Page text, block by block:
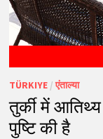
TÜRKIYE/एंताल्या
तुर्की में आतिथ्य
पुष्टि की है